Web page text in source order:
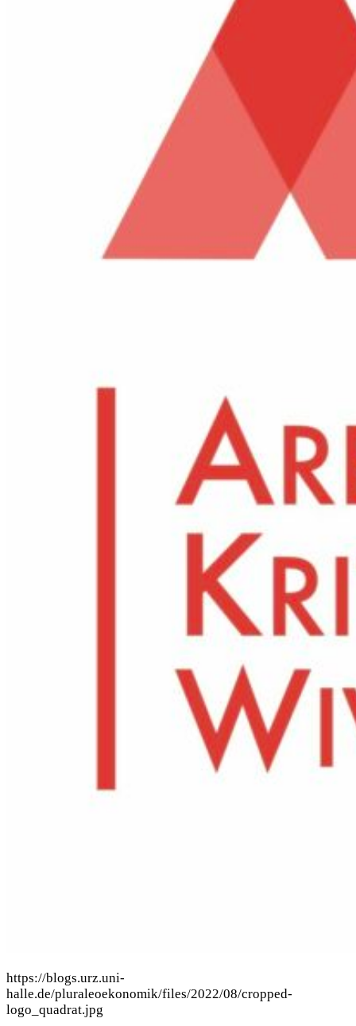
https://blogs.urz.uni-
halle.de/pluraleoekonomik/files/2022/08/cropped-
logo_quadrat.jpg